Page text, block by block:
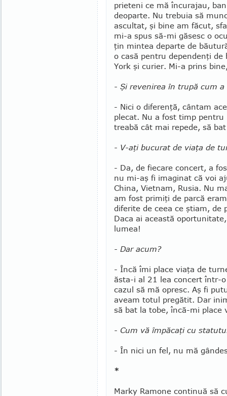
prieteni ce mă încurajau,
deoparte. Nu trebuia să
ascultat, şi bine am făcut,
mi-a spus să-mi găsesc o
ţin mintea departe de
o casă pentru dependenţi
York şi cu­rier. Mi-a prins
- Şi revenirea în tru­pă cum a
- Nici o dife­renţă, cântam
plecat. Nu a fost timp
treabă cât mai repede, să
- V-aţi bucurat de viaţa de
- Da, de fiecare con­cert, a
nu mi-aş fi imaginat că voi
China, Vietnam, Rusia. Nu
am fost primiţi de parcă
diferite de ceea ce ştiam, de
Daca ai această
lumea!
- Dar acum?
- Încă îmi place viaţa de
ăsta-i al 21 lea concert într-
cazul să mă opresc. Aş fi
aveam totul pregătit. Dar
să bat la tobe, încă-mi place
- Cum vă împăcaţi cu
- În nici un fel, nu mă
*
Marky Ramone continuă să